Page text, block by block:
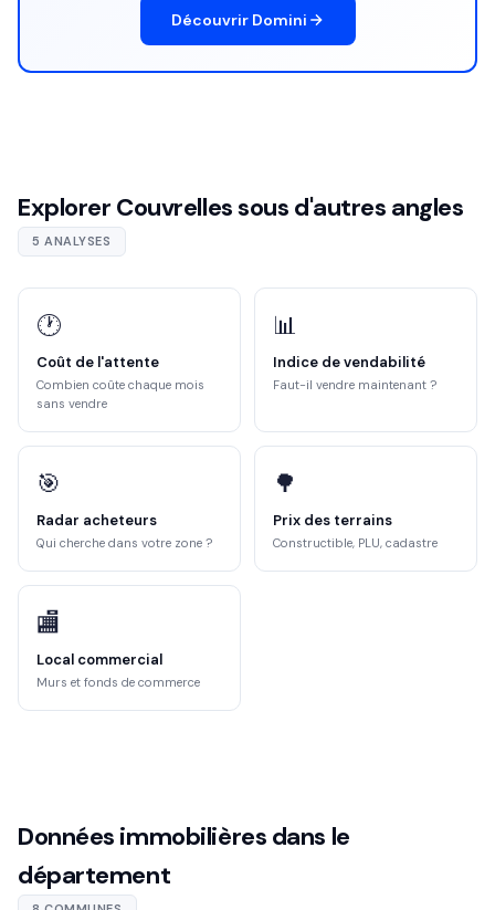
Découvrir Domini
Explorer Couvrelles sous d'autres angles
5 ANALYSES
🕐
Coût de l'attente
Combien coûte chaque mois
sans vendre
📊
Indice de vendabilité
Faut-il vendre maintenant ?
🎯
Radar acheteurs
Qui cherche dans votre zone ?
🌳
Prix des terrains
Constructible, PLU, cadastre
🏬
Local commercial
Murs et fonds de commerce
Données immobilières dans le
département